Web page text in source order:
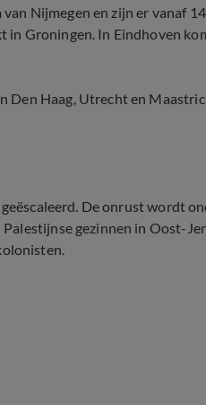
Nijmegen en zijn er vanaf
Groningen. In Eindhoven
Den Haag, Utrecht en
De onrust wordt
gezinnen in Oost-